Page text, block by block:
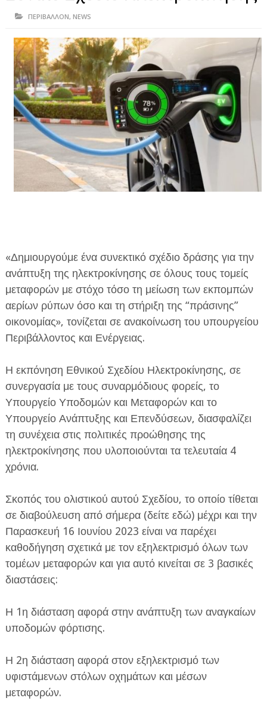
ΑΡΤΑ
ΙΩΑΝΝΙΝΑ
ΘΕΣΠΡΩΤΙΑ
ΙΟΝΙΑ ΝΗΣΙΑ
ΚΑΙ ΕΛΛΑΔΑ
ΥΓΕΙΑ-ΟΜΟΡΦΙΑ
ΔΙΕΘΝΗ
ΠΛΗΡΟΦΟΡΙΕΣ
ΠΕΡΙΒΑΛΛΟΝ, NEWS
«Δημιουργούμε ένα συνεκτικό σχέδιο δράσης για την
ανάπτυξη της ηλεκτροκίνησης σε όλους τους τομείς
μεταφορών με στόχο τόσο τη μείωση των εκπομπών
αερίων ρύπων όσο και τη στήριξη της “πράσινης”
οικονομίας», τονίζεται σε ανακοίνωση του υπουργείου
Περιβάλλοντος και Ενέργειας.
Η εκπόνηση Εθνικού Σχεδίου Ηλεκτροκίνησης, σε
συνεργασία με τους συναρμόδιους φορείς, το
Υπουργείο Υποδομών και Μεταφορών και το
Υπουργείο Ανάπτυξης και Επενδύσεων, διασφαλίζει
τη συνέχεια στις πολιτικές προώθησης της
ηλεκτροκίνησης που υλοποιούνται τα τελευταία 4
χρόνια.
Σκοπός του ολιστικού αυτού Σχεδίου, το οποίο τίθεται
σε διαβούλευση από σήμερα (δείτε εδώ) μέχρι και την
Παρασκευή 16 Ιουνίου 2023 είναι να παρέχει
καθοδήγηση σχετικά με τον εξηλεκτρισμό όλων των
τομέων μεταφορών και για αυτό κινείται σε 3 βασικές
διαστάσεις:
Η 1η διάσταση αφορά στην ανάπτυξη των αναγκαίων
υποδομών φόρτισης.
Η 2η διάσταση αφορά στον εξηλεκτρισμό των
υφιστάμενων στόλων οχημάτων και μέσων
μεταφορών.